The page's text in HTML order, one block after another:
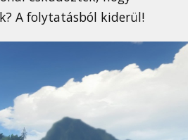
A folytatásból kiderül!